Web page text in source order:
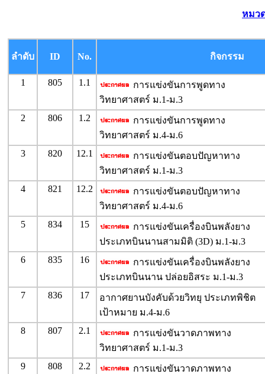
หมว
ลำดับ ID No. กิจกรรม
1 805 1.1
การแข่งขันการพูดทาง
วิทยาศาสตร์ ม.1-ม.3
2
806 1.2
การแข่งขันการพูดทาง
วิทยาศาสตร์ ม.4-ม.6
3
820 12.1
การแข่งขันตอบปัญหาทาง
วิทยาศาสตร์ ม.1-ม.3
4
821 12.2
การแข่งขันตอบปัญหาทาง
วิทยาศาสตร์ ม.4-ม.6
5
834 15
การแข่งขันเครื่องบินพลังยาง
ประเภทบินนานสามมิติ (3D) ม.1-ม.3
6
835 16
การแข่งขันเครื่องบินพลังยาง
ประเภทบินนาน ปล่อยอิสระ ม.1-ม.3
7
836 17
อากาศยานบังคับด้วยวิทยุ ประเภทพิชิต
เป้าหมาย ม.4-ม.6
8
807 2.1
การแข่งขันวาดภาพทาง
วิทยาศาสตร์ ม.1-ม.3
9
808 2.2
การแข่งขันวาดภาพทาง